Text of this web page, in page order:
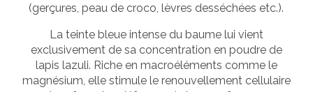
(gerçures, peau de croco, lèvres desséchées etc.).
La teinte bleue intense du baume lui vient
exclusivement de sa concentration en poudre de
lapis lazuli. Riche en macroéléments comme le
magnésium, elle stimule le renouvellement cellulaire